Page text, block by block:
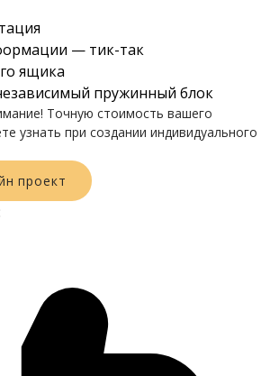
— тик-так
ящика
пружинный блок
Точную стоимость вашего
узнать при создании индивидуального
проект